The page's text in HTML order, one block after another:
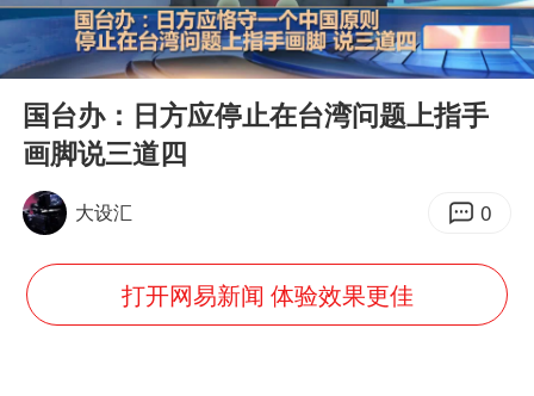
宇树申购 中一签有望赚20万元
4.2平卫生间补漏注胶花1.55万
武汉3名城管协管员殴打摊主被刑拘
NBA传奇教练老尼尔森去世
Play
00:00 00:49
国台办：日方应停止在台湾问题上指手
画脚说三道四
大设汇 0
打开网易新闻 体验效果更佳